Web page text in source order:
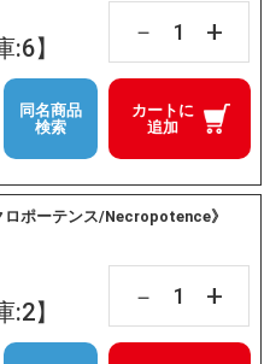
:6】
－ +
カートに
追加
同名商品
検索
ロポーテンス/Necropotence》
:2】
－ +